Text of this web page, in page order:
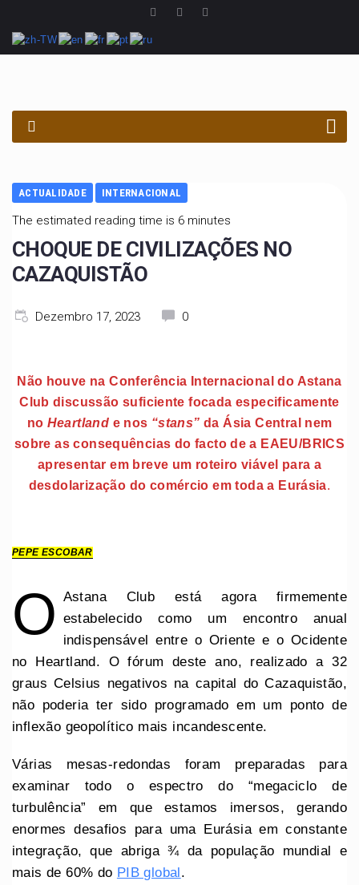
ACTUALIDADE INTERNACIONAL
The estimated reading time is 6 minutes
CHOQUE DE CIVILIZAÇÕES NO
CAZAQUISTÃO
Dezembro 17, 2023 0
Não houve na Conferência Internacional do Astana
Club discussão suficiente focada especificamente
no Heartland e nos “stans” da Ásia Central nem
sobre as consequências do facto de a EAEU/BRICS
apresentar em breve um roteiro viável para a
desdolarização do comércio em toda a Eurásia
PEPE ESCOBAR
O Astana Club está agora firmemente
estabelecido como um encontro anual
indispensável entre o Oriente e o Ocidente
no Heartland. O fórum deste ano, realizado a 32
graus Celsius negativos na capital do Cazaquistão,
não poderia ter sido programado em um ponto de
inflexão geopolítico mais incandescente.
Várias mesas-redondas foram preparadas para
examinar todo o espectro do “megaciclo de
turbulência” em que estamos imersos, gerando
enormes desafios para uma Eurásia em constante
integração, que abriga ¾ da população mundial e
mais de 60% do PIB global .
PROCURAR